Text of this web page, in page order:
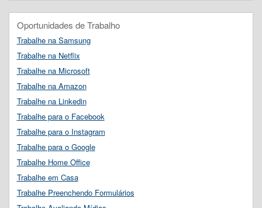
Oportunidades de Trabalho
Trabalhe na Samsung
Trabalhe na Netflix
Trabalhe na Microsoft
Trabalhe na Amazon
Trabalhe na Linkedin
Trabalhe para o Facebook
Trabalhe para o Instagram
Trabalhe para o Google
Trabalhe Home Office
Trabalhe em Casa
Trabalhe Preenchendo Formulários